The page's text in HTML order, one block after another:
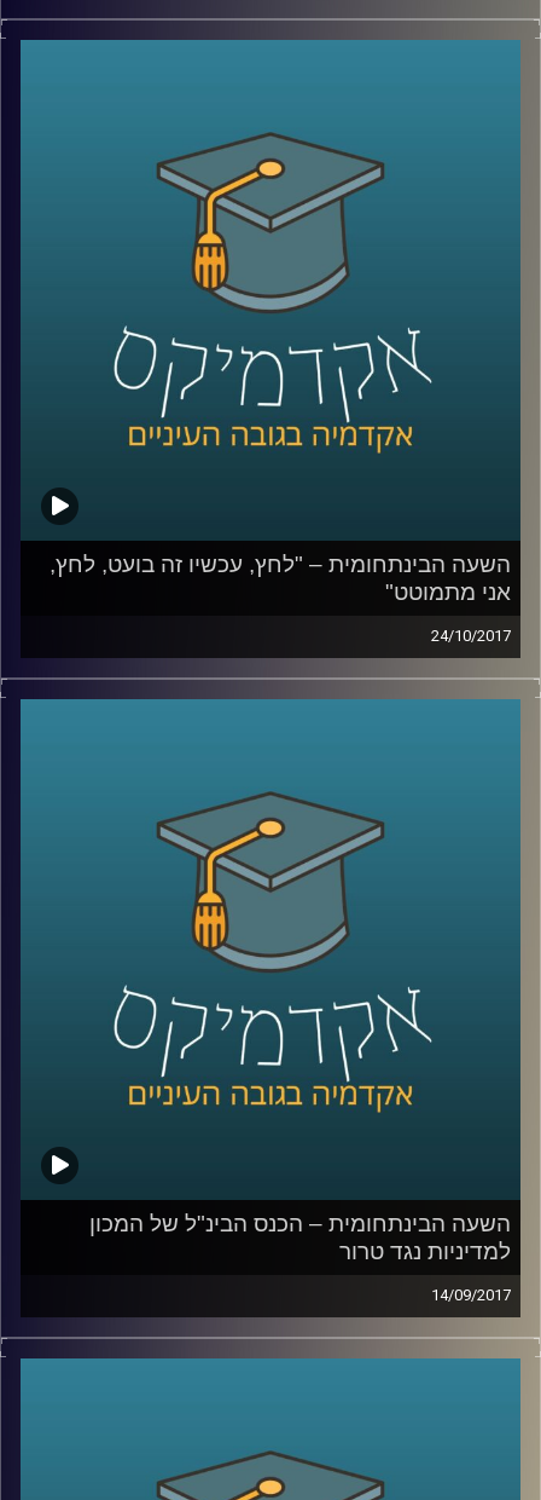
בטן גב מול הים, ישיבה מול נוף מדברי עוצר
ולגרום למחשבות שלנו להיות ממוקדות יותר.
ד"ר נועה אלבלדה מתארת את הקשר שבין
יציאה לטבע לבין פעילות המוח האנושי וכיצד
התובנות הללו מיושמות במקומות שונים בעולם
AudioVersity
השעה הבינתחומית – "לחץ, עכשיו זה בועט, לחץ,
אני מתמוטט"
24/10/2017
כיצד מנגנון הסטרס שומר עלינו ומתי הוא
דומיננטי באורח החיים המערבי ומסבירה למה
לזברות אין אולקוס
AudioVersity
השעה הבינתחומית – הכנס הבינ"ל של המכון
למדיניות נגד טרור
14/09/2017
תכנית מיוחדת מהכנס הבינלאומי של המכון
ושאול שי, על מלחמת הגושים המתנהלת
במזרח התיכון.